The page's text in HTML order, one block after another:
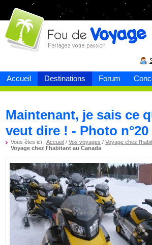
Accueil Destinations Forum
Fou devoyage
Maintenant, je sais ce
veut dire ! - Photo n°20
Vous êtes ici :Accueil /Vos voyages /Voyage chez
Voyage chez l'habitant au Canada